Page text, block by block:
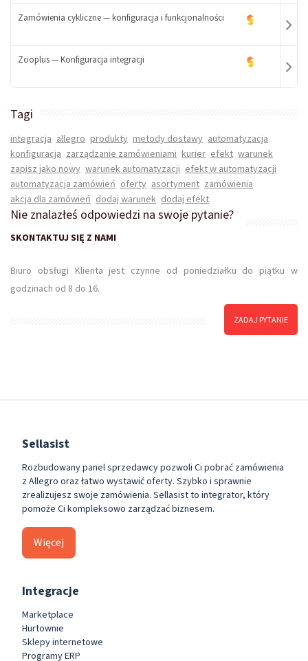
-
-
Zamówienia cykliczne — konfiguracja i funkcjonalności
Zooplus — Konfiguracja integracji
+
Tagi
integracja allegro produkty metody dostawy automatyzacja
konfiguracja zarządzanie zamówieniami kurier efekt warunek
zapisz jako nowy warunek automatyzacji efekt w automatyzacji
automatyzacja zamówień oferty asortyment zamówienia
akcja dla zamówień dodaj warunek dodaj efekt
Nie znalazłeś odpowiedzi na swoje pytanie?
SKONTAKTUJ SIĘ Z NAMI
Biuro obsługi Klienta jest czynne od poniedziałku do piątku w
godzinach od 8 do 16.
ZADAJ PYTANIE
Sellasist
Rozbudowany panel sprzedawcy pozwoli Ci pobrać zamówienia
z Allegro oraz łatwo wystawić oferty. Szybko i sprawnie
zrealizujesz swoje zamówienia. Sellasist to integrator, który
pomoże Ci kompleksowo zarządzać biznesem.
Więcej
Integracje
Marketplace
Hurtownie
Sklepy internetowe
Programy ERP